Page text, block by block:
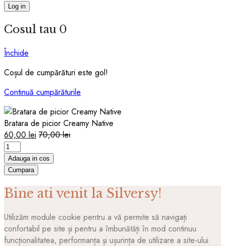
Log in
Cosul tau 0
Închide
Coșul de cumpărături este gol!
Continuă cumpărăturile
Bratara de picior Creamy Native
60,00 lei 70,00lei
Bratara
de
picior
Native
Adauga in cos
Cumpara
Bine ati venit la Silversy!
Utilizăm module cookie pentru a vă permite să navigați
confortabil pe site și pentru a îmbunătăți în mod continuu
funcționalitatea, performanța și ușurința de utilizare a site-ului